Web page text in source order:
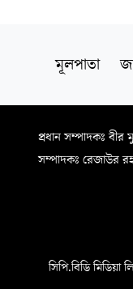
মূলপাতা
প্রধান সম্পাদকঃ বীর
সম্পাদকঃ রেজাউর
সিপি.বিডি